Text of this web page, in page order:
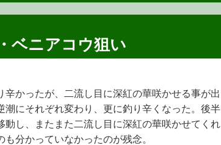
ベニアコウ狙い
かったが、二流し目に深紅の華咲かせる事が出
にそれぞれ変わり、更に釣り辛くなった。後半
し、またまた二流し目に深紅の華咲かせてくれ
分かっていなかったのが残念。